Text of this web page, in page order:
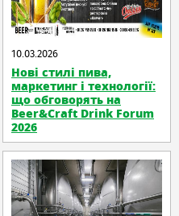
10.03.2026
Нові стилі пива,
маркетинг і технології:
що обговорять на
Beer&Craft Drink Forum
2026